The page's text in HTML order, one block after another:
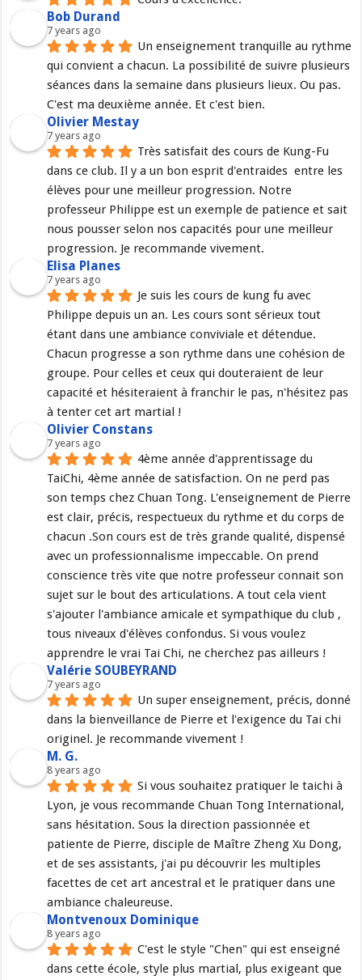
Bob Durand
7 years ago
Un enseignement tranquille au rythme
qui convient a chacun. La possibilité de suivre plusieurs
séances dans la semaine dans plusieurs lieux. Ou pas.
C'est ma deuxième année. Et c'est bien.
Olivier Mestay
7 years ago
Très satisfait des cours de Kung-Fu
dans ce club. Il y a un bon esprit d'entraides  entre les
élèves pour une meilleur progression. Notre
professeur Philippe est un exemple de patience et sait
nous pousser selon nos capacités pour une meilleur
progression. Je recommande vivement.
Elisa Planes
7 years ago
Je suis les cours de kung fu avec
Philippe depuis un an. Les cours sont sérieux tout
étant dans une ambiance conviviale et détendue.
Chacun progresse a son rythme dans une cohésion de
groupe. Pour celles et ceux qui douteraient de leur
capacité et hésiteraient à franchir le pas, n'hésitez pas
à tenter cet art martial !
Olivier Constans
7 years ago
4ème année d'apprentissage du
TaiChi, 4ème année de satisfaction. On ne perd pas
son temps chez Chuan Tong. L'enseignement de Pierre
est clair, précis, respectueux du rythme et du corps de
chacun .Son cours est de très grande qualité, dispensé
avec un professionnalisme impeccable. On prend
conscience très vite que notre professeur connait son
sujet sur le bout des articulations. A tout cela vient
s'ajouter l'ambiance amicale et sympathique du club ,
tous niveaux d'élèves confondus. Si vous voulez
apprendre le vrai Tai Chi, ne cherchez pas ailleurs !
Valérie SOUBEYRAND
7 years ago
Un super enseignement, précis, donné
dans la bienveillance de Pierre et l'exigence du Tai chi
originel. Je recommande vivement !
M. G.
8 years ago
Si vous souhaitez pratiquer le taichi à
Lyon, je vous recommande Chuan Tong International,
sans hésitation. Sous la direction passionnée et
patiente de Pierre, disciple de Maître Zheng Xu Dong,
et de ses assistants, j'ai pu découvrir les multiples
facettes de cet art ancestral et le pratiquer dans une
ambiance chaleureuse.
Montvenoux Dominique
8 years ago
C'est le style "Chen" qui est enseigné
dans cette école, style plus martial, plus exigeant que